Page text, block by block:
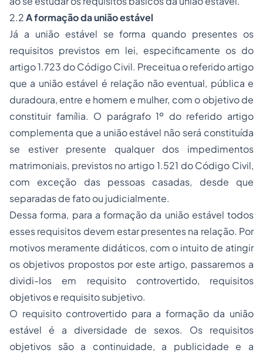
2.2A formação da união estável
Já a união estável se forma quando presentes os
requisitos previstos em lei, especificamente os do
artigo 1.723 do Código Civil. Preceitua o referido artigo
que a união estável é relação não eventual, pública e
duradoura, entre e homem e mulher, com o objetivo de
constituir família. O parágrafo 1º do referido artigo
complementa que a união estável não será constituída
se estiver presente qualquer dos impedimentos
matrimoniais, previstos no artigo 1.521 do Código Civil,
com exceção das pessoas casadas, desde que
separadas de fato ou judicialmente.
Dessa forma, para a formação da união estável todos
esses requisitos devem estar presentes na relação. Por
motivos meramente didáticos, com o intuito de atingir
os objetivos propostos por este artigo, passaremos a
dividi-los em requisito controvertido, requisitos
objetivos e requisito subjetivo.
O requisito controvertido para a formação da união
estável é a diversidade de sexos. Os requisitos
objetivos são a continuidade, a publicidade e a